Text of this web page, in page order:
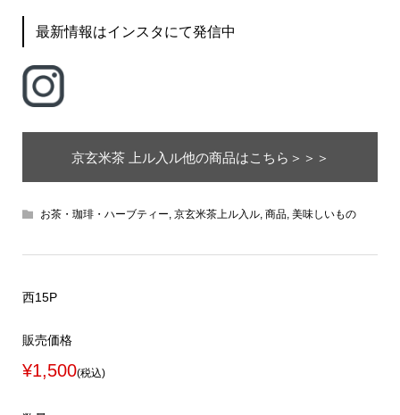
最新情報はインスタにて発信中
京玄米茶 上ル入ル他の商品はこちら＞＞＞
お茶・珈琲・ハーブティー, 京玄米茶上ル入ル, 商品, 美味しいもの
西15P
販売価格
¥1,500(税込)